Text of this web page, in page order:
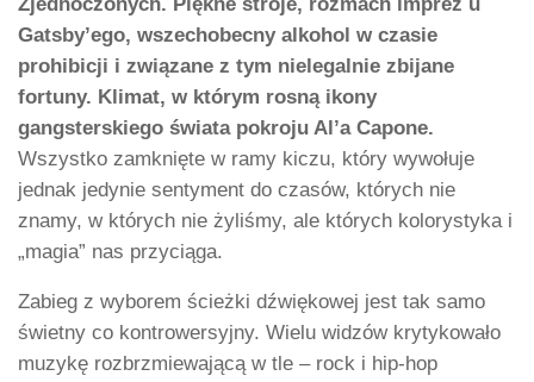
Gatsby’ego, wszechobecny alkohol w czasie
prohibicji i związane z tym nielegalnie zbijane
fortuny. Klimat, w którym rosną ikony
gangsterskiego świata pokroju Al’a Capone.
Wszystko zamknięte w ramy kiczu, który wywołuje
jednak jedynie sentyment do czasów, których nie
znamy, w których nie żyliśmy, ale których kolorystyka i
„magia” nas przyciąga.
Zabieg z wyborem ścieżki dźwiękowej jest tak samo
świetny co kontrowersyjny. Wielu widzów krytykowało
muzykę rozbrzmiewającą w tle – rock i hip-hop